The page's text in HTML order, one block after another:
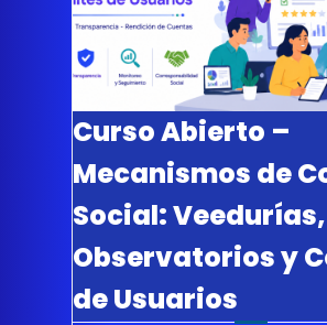
Curso Abierto –
Mecanismos de
Social: Veedurías,
Observatorios y
de Usuarios